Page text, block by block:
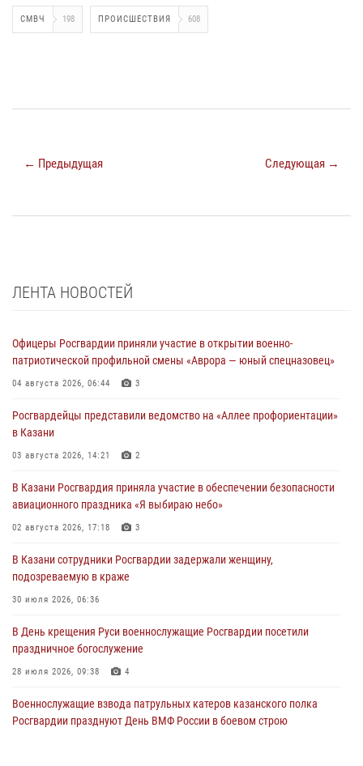
СМВЧ 198 ПРОИСШЕСТВИЯ 608
← Предыдущая Следующая →
ЛЕНТА НОВОСТЕЙ
Офицеры Росгвардии приняли участие в открытии военно-
патриотической профильной смены «Аврора — юный спецназовец»
04 августа 2026, 06:44 3
Росгвардейцы представили ведомство на «Аллее профориентации»
в Казани
03 августа 2026, 14:21 2
В Казани Росгвардия приняла участие в обеспечении безопасности
авиационного праздника «Я выбираю небо»
02 августа 2026, 17:18 3
В Казани сотрудники Росгвардии задержали женщину,
подозреваемую в краже
30 июля 2026, 06:36
В День крещения Руси военнослужащие Росгвардии посетили
праздничное богослужение
28 июля 2026, 09:38 4
Военнослужащие взвода патрульных катеров казанского полка
Росгвардии празднуют День ВМФ России в боевом строю